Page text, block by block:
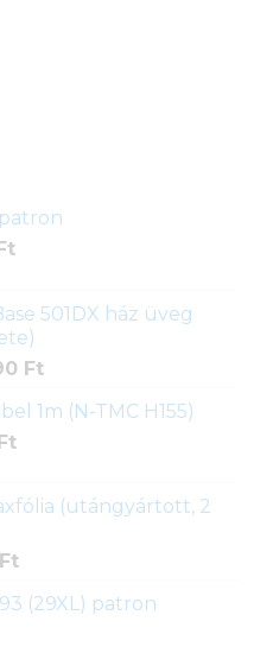
patron
Current
4
390 Ft.
501DX ház üveg
FtCurrent
is:
1m (N-TMC H155)
Current
1
(utángyártott, 2
FtCurrent
is:(29XL) patron